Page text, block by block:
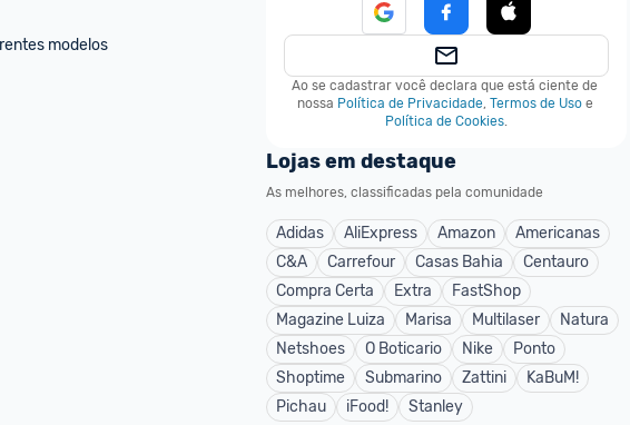
modelos
Ao se cadastrar você declara que está ciente de
nossa Política de Privacidade, Termos de Uso e
Política de Cookies.
Lojas em destaque
As melhores, classificadas pela comunidade
Adidas AliExpress Amazon
Americanas
C&A
Carrefour Casas Bahia
Centauro
Compra Certa
Extra
FastShop
Magazine Luiza
Marisa Multilaser
Natura
Netshoes
O Boticario Nike
Ponto
Shoptime
Submarino Zattini
KaBuM!
Pichau
iFood! Stanley